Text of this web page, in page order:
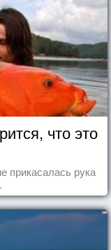
что это
прикасалась рука